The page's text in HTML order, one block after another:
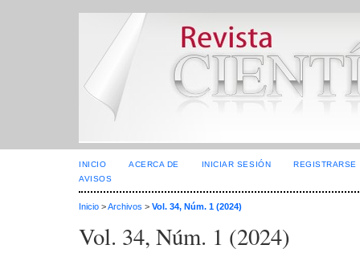
INICIO ACERCA DE INICIAR SESIÓN
REGISTRARSE
AVISOS
Inicio >Archivos > Vol. 34, Núm. 1 (2024)
Vol. 34, Núm. 1 (2024)